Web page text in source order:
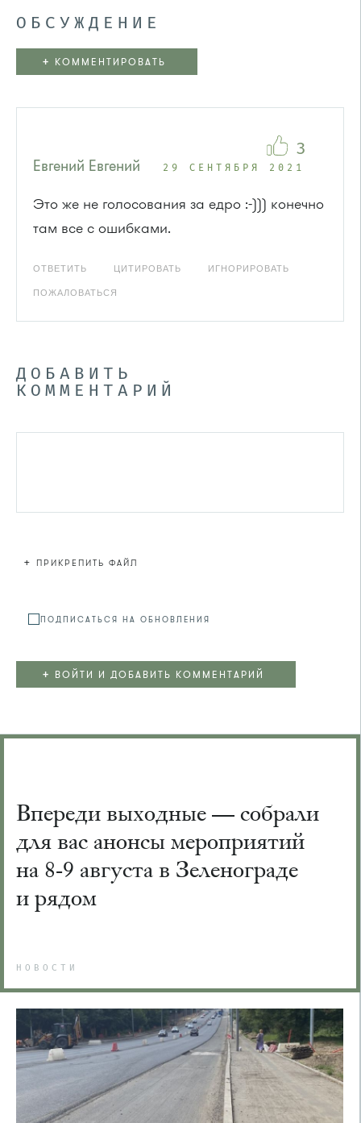
ОБСУЖДЕНИЕ
+ КОММЕНТИРОВАТЬ
Евгений Евгений 29 СЕНТЯБРЯ 2021
Это же не голосования за едро :-))) конечно
там все с ошибками.
ОТВЕТИТЬ ЦИТИРОВАТЬ ИГНОРИРОВАТЬ
ПОЖАЛОВАТЬСЯ
3
ДОБАВИТЬ
КОММЕНТАРИЙ
+ ПРИКРЕПИТЬ ФАЙЛ
ПОДПИСАТЬСЯ НА ОБНОВЛЕНИЯ
+ ВОЙТИ И ДОБАВИТЬ КОММЕНТАРИЙ
Впереди выходные — собрали
для вас анонсы мероприятий
на 8-9 августа в Зеленограде
и рядом
НОВОСТИ